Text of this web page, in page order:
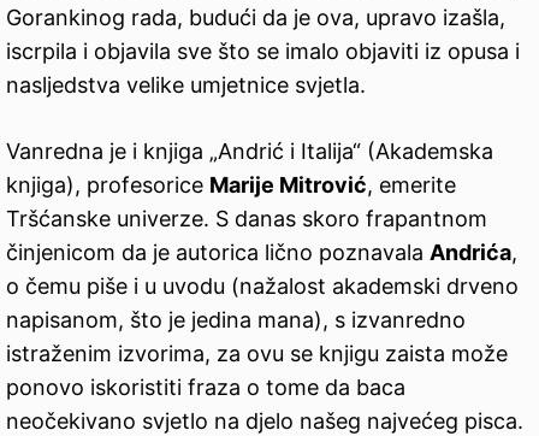
Gorankinog rada, budući da je ova, upravo izašla,
iscrpila i objavila sve što se imalo objaviti iz opusa i
nasljedstva velike umjetnice svjetla.
Vanredna je i knjiga „Andrić i Italija“ (Akademska
knjiga), profesorice Marije Mitrović, emerite
Tršćanske univerze. S danas skoro frapantnom
činjenicom da je autorica lično poznavala Andrića,
o čemu piše i u uvodu (nažalost akademski drveno
napisanom, što je jedina mana), s izvanredno
istraženim izvorima, za ovu se knjigu zaista može
ponovo iskoristiti fraza o tome da baca
neočekivano svjetlo na djelo našeg najvećeg pisca.